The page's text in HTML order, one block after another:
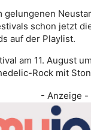
gelungenen
schon jetzt
auf der Playlist.
am 11. August
Rock mit
- Anzeige -